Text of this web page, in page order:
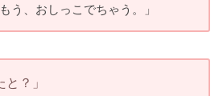
う、おしっこでちゃう。」
？」